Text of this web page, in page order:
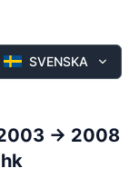
SVENSKA
-> 2008